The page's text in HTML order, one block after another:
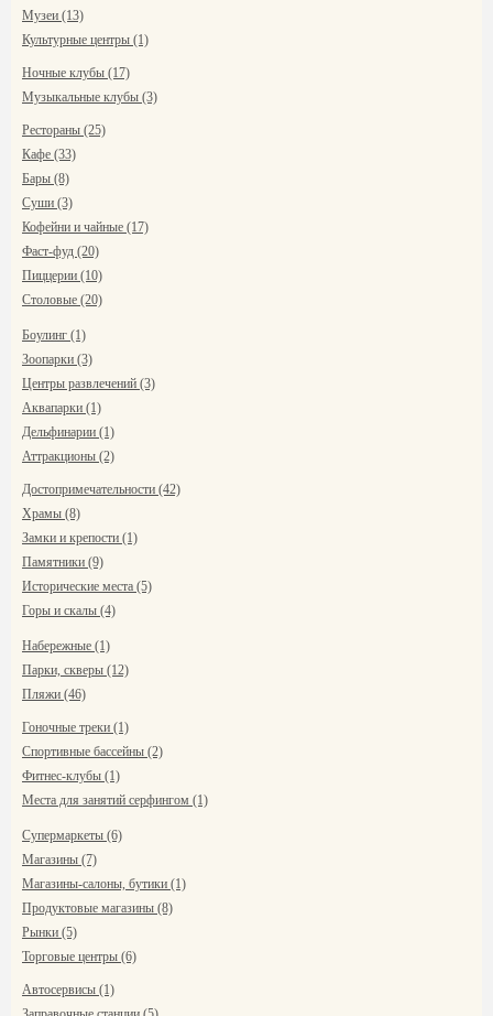
Музеи (13)
Культурные центры (1)
Ночные клубы (17)
Музыкальные клубы (3)
Рестораны (25)
Кафе (33)
Бары (8)
Суши (3)
Кофейни и чайные (17)
Фаст-фуд (20)
Пиццерии (10)
Столовые (20)
Боулинг (1)
Зоопарки (3)
Центры развлечений (3)
Аквапарки (1)
Дельфинарии (1)
Аттракционы (2)
Достопримечательности (42)
Храмы (8)
Замки и крепости (1)
Памятники (9)
Исторические места (5)
Горы и скалы (4)
Набережные (1)
Парки, скверы (12)
Пляжи (46)
Гоночные треки (1)
Спортивные бассейны (2)
Фитнес-клубы (1)
Места для занятий серфингом (1)
Супермаркеты (6)
Магазины (7)
Магазины-салоны, бутики (1)
Продуктовые магазины (8)
Рынки (5)
Торговые центры (6)
Автосервисы (1)